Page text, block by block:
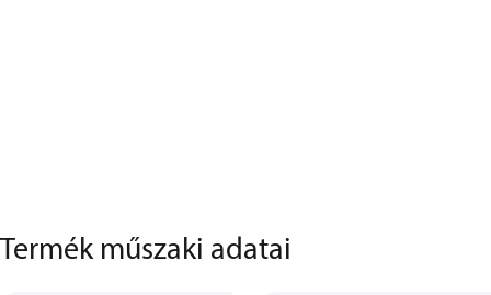
Termék műszaki adatai